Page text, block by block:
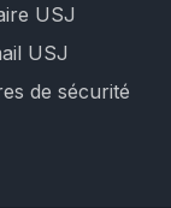
USJ
USJ
de sécurité